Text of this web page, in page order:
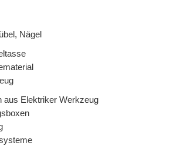
Nägel
aus Elektriker Werkzeug